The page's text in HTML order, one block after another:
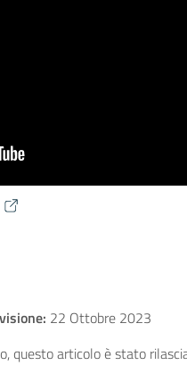
22 Ottobre 2023
questo articolo è stato